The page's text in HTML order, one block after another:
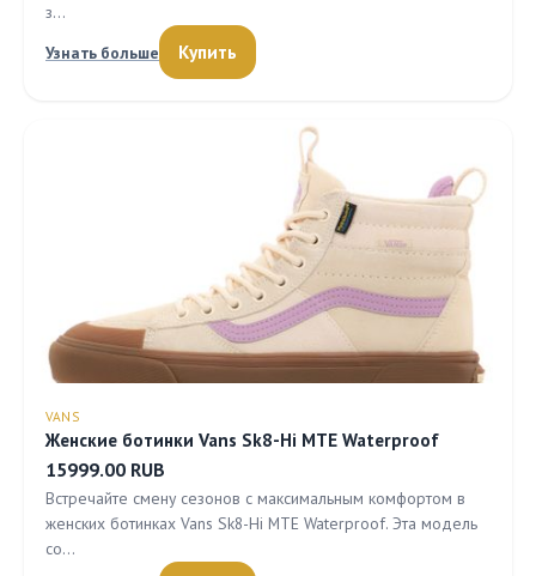
з…
Узнать больше
Купить
VANS
Женские ботинки Vans Sk8-Hi MTE Waterproof
15999.00 RUB
Встречайте смену сезонов с максимальным комфортом в
женских ботинках Vans Sk8-Hi MTE Waterproof. Эта модель
со…